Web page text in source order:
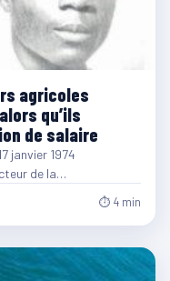
agricoles
qu’ils
de salaire
janvier 1974
de la…
⏱ 4 min